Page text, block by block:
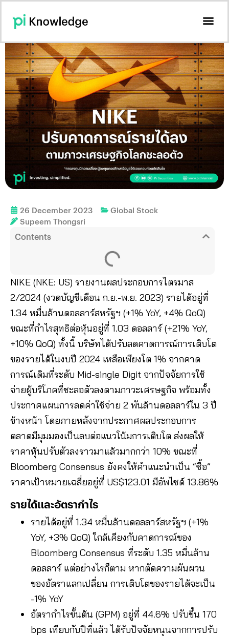
26 December 2023
Global Stock
Supeem Thongsri
Contents
NIKE (NKE: US) รายงานผลประกอบการไตรมาส
2/2024 (งวดบัญชีเดือน ก.ย.-พ.ย. 2023) รายได้อยู่ที่
1.34 หมื่นล้านดอลลาร์สหรัฐฯ (+1% YoY, +4% QoQ)
ขณะที่กำไรสุทธิต่อหุ้นอยู่ที่ 1.03 ดอลลาร์ (+21% YoY,
+10% QoQ) ทั้งนี้ บริษัทได้ปรับลดคาดการณ์การเติบโต
ของรายได้ในงบปี 2024 เหลือเพียงโต 1% จากคาด
การณ์เดิมที่ระดับ Mid-single Digit จากปัจจัยการใช้
จ่ายผู้บริโภคที่ชะลอตัวลงตามภาวะเศรษฐกิจ พร้อมทั้ง
ประกาศแผนการลดค่าใช้จ่าย 2 พันล้านดอลลาร์ใน 3 ปี
ข้างหน้า โดยภายหลังจากประกาศผลประกอบการ
ตลาดมีมุมมองเป็นลบต่อแนวโน้มการเติบโต ส่งผลให้
ราคาหุ้นปรับตัวลงราวมาแล้วมากกว่า 10% ขณะที่
Bloomberg Consensus ยังคงให้คำแนะนำเป็น “ซื้อ”
ราคาเป้าหมายเฉลี่ยอยู่ที่ US$123.01 มีอัพไซด์ 13.86%
รายได้และอัตรากำไร
รายได้อยู่ที่ 1.34 หมื่นล้านดอลลาร์สหรัฐฯ (+1%
YoY, +3% QoQ) ใกล้เคียงกับคาดการณ์ของ
Bloomberg Consensus ที่ระดับ 1.35 หมื่นล้าน
ดอลลาร์ แต่อย่างไรก็ตาม หากตัดความผันผวน
ของอัตราแลกเปลี่ยน การเติบโตของรายได้จะเป็น
-1% YoY
อัตรากำไรขั้นต้น (GPM) อยู่ที่ 44.6% ปรับขึ้น 170
bps เทียบกับปีที่แล้ว ได้รับปัจจัยหนุนจากการปรับ